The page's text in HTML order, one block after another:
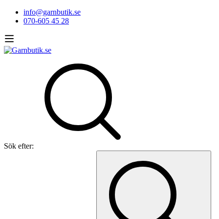
info@garnbutik.se
070-605 45 28
Sök efter: